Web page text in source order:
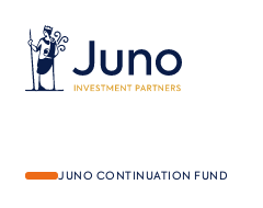
JUNO CONTINUATION FUND